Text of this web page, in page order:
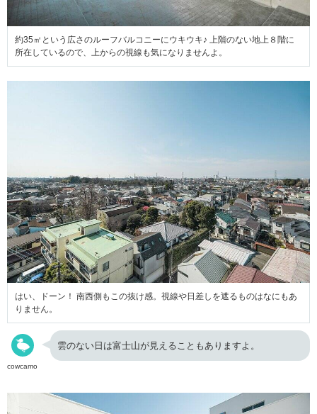
約35㎡という広さのルーフバルコニーにウキウキ♪ 上階のない地上８階に
所在しているので、上からの視線も気になりませんよ。
はい、ドーン！ 南西側もこの抜け感。視線や日差しを遮るものはなにもあ
りません。
cowcamo
雲のない日は富士山が見えることもありますよ。